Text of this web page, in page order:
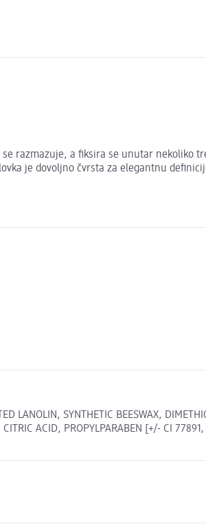
razmazuje, a fiksira se unutar nekoliko
je dovoljno čvrsta za elegantnu
LANOLIN, SYNTHETIC BEESWAX,
CITRIC ACID, PROPYLPARABEN [+/- CI